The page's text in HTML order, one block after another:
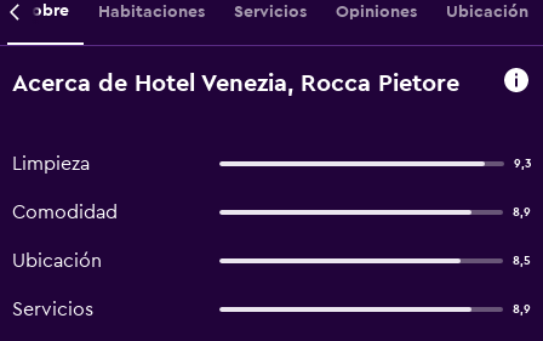
Sobre Habitaciones Servicios Opiniones Ubicación
Acerca de Hotel Venezia, Rocca Pietore
Limpieza 9,3
Comodidad 8,9
Ubicación 8,5
Servicios 8,9